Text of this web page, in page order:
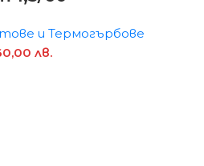
и Термогърбове
лв.